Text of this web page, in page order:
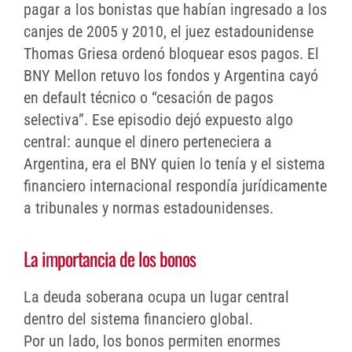
pagar a los bonistas que habían ingresado a los
canjes de 2005 y 2010, el juez estadounidense
Thomas Griesa ordenó bloquear esos pagos. El
BNY Mellon retuvo los fondos y Argentina cayó
en default técnico o “cesación de pagos
selectiva”. Ese episodio dejó expuesto algo
central: aunque el dinero perteneciera a
Argentina, era el BNY quien lo tenía y el sistema
financiero internacional respondía jurídicamente
a tribunales y normas estadounidenses.
La importancia de los bonos
La deuda soberana ocupa un lugar central
dentro del sistema financiero global.
Por un lado, los bonos permiten enormes